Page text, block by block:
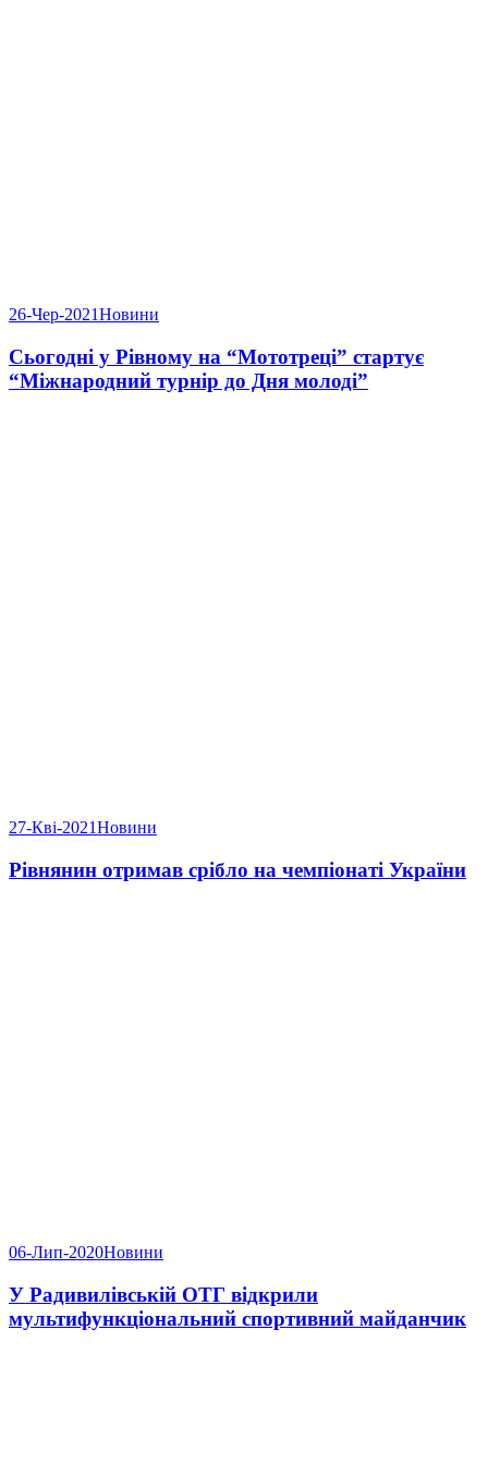
26-Чер-2021Новини
Сьогодні у Рівному на “Мототреці” стартує
“Міжнародний турнір до Дня молоді”
27-Кві-2021Новини
Рівнянин отримав срібло на чемпіонаті України
06-Лип-2020Новини
У Радивилівській ОТГ відкрили
мультифункціональний спортивний майданчик